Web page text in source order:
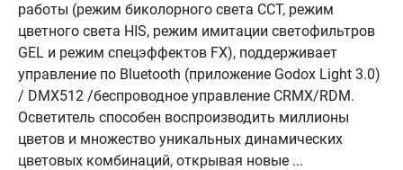
работы (режим биколорного света CCT, режим
цветного света HIS, режим имитации светофильтров
GEL и режим спецэффектов FX), поддерживает
управление по Bluetooth (приложение Godox Light 3.0)
/ DMX512 /беспроводное управление CRMX/RDM.
Осветитель способен воспроизводить миллионы
цветов и множество уникальных динамических
цветовых комбинаций, открывая новые ...